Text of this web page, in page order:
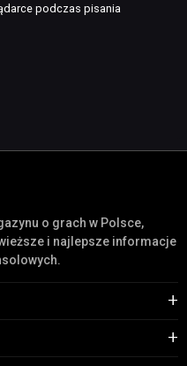
podczas pisania
o grach w Polsce,
i najlepsze informacje